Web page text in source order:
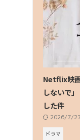
Netflix映
しないで
した件
2026/7/
ドラマ